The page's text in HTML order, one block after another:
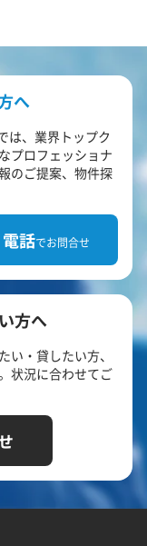
へ
は、業界トップク
プロフェッショナ
のご提案、物件探
電話でお問合せ
方へ
・貸したい方、
状況に合わせてご